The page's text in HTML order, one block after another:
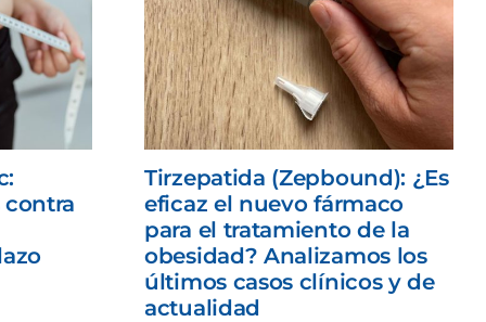
contra
Tirzepatida (Zepbound): ¿Es
eficaz el nuevo fármaco
para el tratamiento de la
obesidad? Analizamos los
últimos casos clínicos y de
actualidad